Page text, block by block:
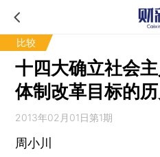
比较
十四大确立社会
体制改革目标的
2013年02月01日第1期
周小川